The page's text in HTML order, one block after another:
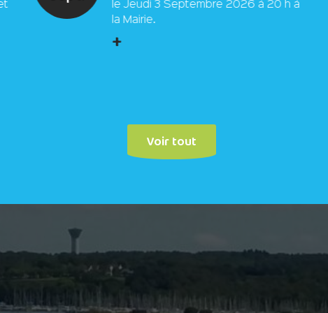
le Jeudi 3 Septembre 2026 à 20 h à
la Mairie.
+
Voir tout